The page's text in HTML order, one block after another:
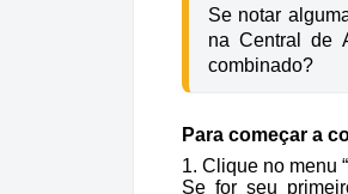
Se notar
na Central de
Para começar a
1. Clique no menu
Se for seu